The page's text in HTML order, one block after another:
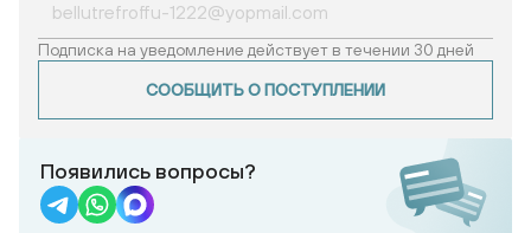
Подписка на уведомление действует в течении 30 дней
СООБЩИТЬ О ПОСТУПЛЕНИИ
Появились вопросы?